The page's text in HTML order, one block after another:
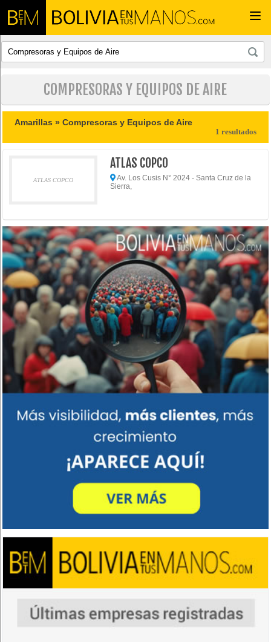
COMPRESORAS Y EQUIPOS DE AIRE
Amarillas »Compresoras y Equipos de Aire
1 resultados
ATLAS COPCO
ATLAS COPCO
Av. Los Cusis N° 2024 - Santa Cruz de la
Sierra,